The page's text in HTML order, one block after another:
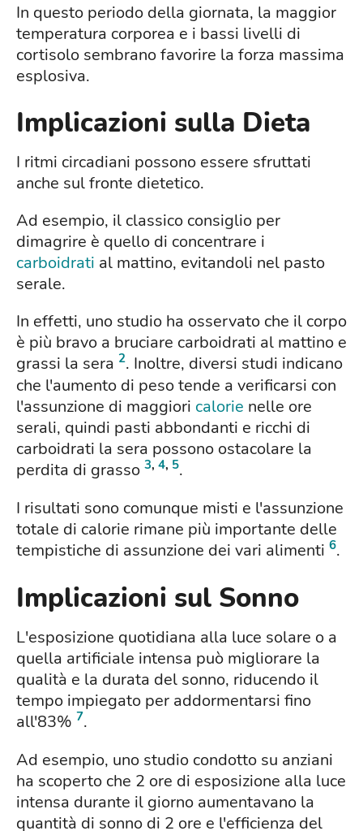
In questo periodo della giornata, la maggior
temperatura corporea e i bassi livelli di
cortisolo sembrano favorire la forza massima
esplosiva.
Implicazioni sulla Dieta
I ritmi circadiani possono essere sfruttati
anche sul fronte dietetico.
Ad esempio, il classico consiglio per
dimagrire è quello di concentrare i
carboidrati al mattino, evitandoli nel pasto
serale.
In effetti, uno studio ha osservato che il corpo
è più bravo a bruciare carboidrati al mattino e
grassi la sera 2. Inoltre, diversi studi indicano
che l'aumento di peso tende a verificarsi con
l'assunzione di maggiori calorie nelle ore
serali, quindi pasti abbondanti e ricchi di
carboidrati la sera possono ostacolare la
perdita di grasso 3, 4, 5.
I risultati sono comunque misti e l'assunzione
totale di calorie rimane più importante delle
tempistiche di assunzione dei vari alimenti 6.
Implicazioni sul Sonno
L'esposizione quotidiana alla luce solare o a
quella artificiale intensa può migliorare la
qualità e la durata del sonno, riducendo il
tempo impiegato per addormentarsi fino
all'83% 7.
Ad esempio, uno studio condotto su anziani
ha scoperto che 2 ore di esposizione alla luce
intensa durante il giorno aumentavano la
quantità di sonno di 2 ore e l'efficienza del